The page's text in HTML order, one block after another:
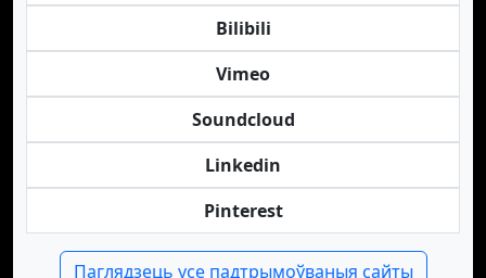
Bilibili
Vimeo
Soundcloud
Linkedin
Pinterest
Паглядзець усе падтрымоўваныя сайты